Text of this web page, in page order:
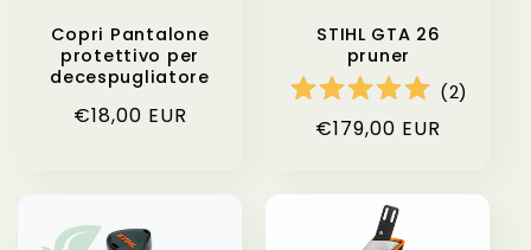
Copri Pantalone
protettivo per
decespugliatore
Regular
€18,00 EUR
STIHL GTA 26
pruner
(2)
Regular
€179,00 EUR